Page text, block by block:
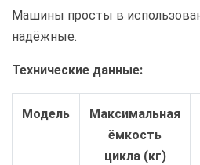
Машины просты в
надёжные.
Технические данные:
Модель
Максимальная
ёмкость
цикла (кг)